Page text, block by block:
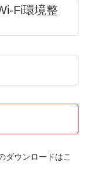
Fi環境整
ダウンロードはこ